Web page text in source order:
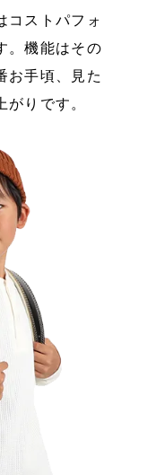
コストパフォ
。機能はその
お手頃、見た
がりです。